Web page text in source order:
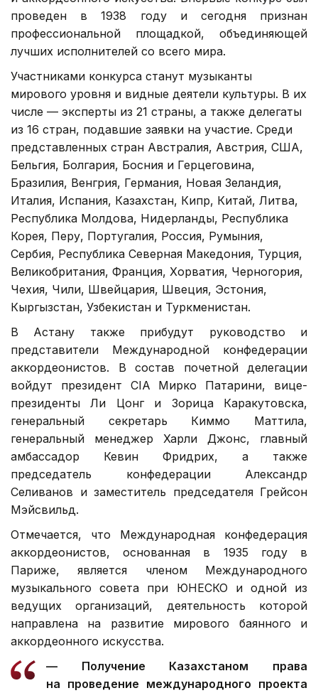
проведен в 1938 году и сегодня признан
профессиональной площадкой, объединяющей
лучших исполнителей со всего мира.
Участниками конкурса станут музыканты
мирового уровня и видные деятели культуры. В их
числе — эксперты из 21 страны, а также делегаты
из 16 стран, подавшие заявки на участие. Среди
представленных стран Австралия, Австрия, США,
Бельгия, Болгария, Босния и Герцеговина,
Бразилия, Венгрия, Германия, Новая Зеландия,
Италия, Испания, Казахстан, Кипр, Китай, Литва,
Республика Молдова, Нидерланды, Республика
Корея, Перу, Португалия, Россия, Румыния,
Сербия, Республика Северная Македония, Турция,
Великобритания, Франция, Хорватия, Черногория,
Чехия, Чили, Швейцария, Швеция, Эстония,
Кыргызстан, Узбекистан и Туркменистан.
В Астану также прибудут руководство и
представители Международной конфедерации
аккордеонистов. В состав почетной делегации
войдут президент CIA Мирко Патарини, вице-
президенты Ли Цонг и Зорица Каракутовска,
генеральный секретарь Киммо Маттила,
генеральный менеджер Харли Джонс, главный
амбассадор Кевин Фридрих, а также
председатель конфедерации Александр
Селиванов и заместитель председателя Грейсон
Мэйсвильд.
Отмечается, что Международная конфедерация
аккордеонистов, основанная в 1935 году в
Париже, является членом Международного
музыкального совета при ЮНЕСКО и одной из
ведущих организаций, деятельность которой
направлена на развитие мирового баянного и
аккордеонного искусства.
— Получение Казахстаном права
на проведение международного проекта